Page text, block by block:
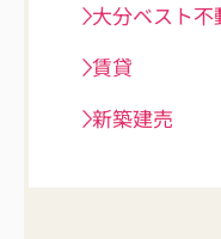
大分ベスト不
賃貸
新築建売